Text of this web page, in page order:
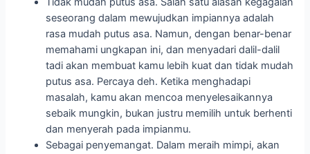
tidak cerdas mengatasinya, maka rasa malas ini
akan menjadi kebiasaan yang pasti menghambat
kita dalam mewujudkan segala impian. Karena
sekecil apapun impian, pasti tidak akan bisa terwujud
jika kamu tidak mampu mengatasi rasa malas
tersebut. Dan ternyata, ungkapan ini cukup ampuh
dalam mengusir rasa malas loh. Jadi, ketika sedang
malas, kamu akan dibuat sadar dan segera
memperbaikinya.